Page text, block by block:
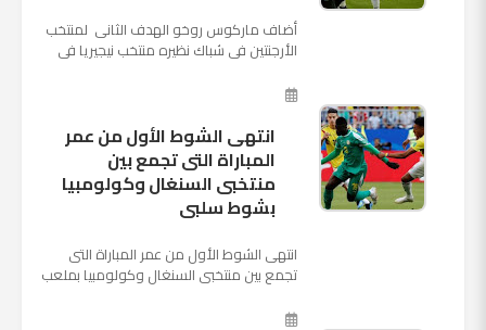
أضاف ماركوس روخو الهدف الثانى لمنتخب
الأرجنتين فى شباك نظيره منتخب نيجيريا فى
"كريستوفسك...
انتهى الشوط الأول من عمر
المباراة التى تجمع بين
منتخبى السنغال وكولومبيا
بشوط سلبى
انتهى الشوط الأول من عمر المباراة التى
تجمع بين منتخبى السنغال وكولومبيا بملعب
الثالثة والأ...